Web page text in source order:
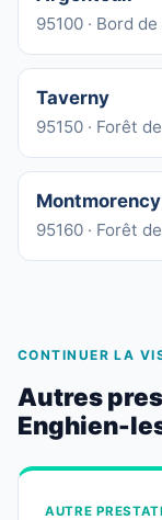
95100 · Bord
Taverny
95150 · Forêt
Montmorency
95160 · Forêt
CONTINUER LA
Autres
Enghien-
AUTRE